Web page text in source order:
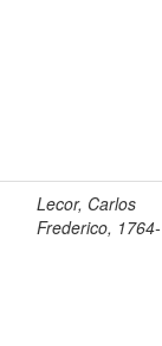
Lecor, Carlos
Frederico,